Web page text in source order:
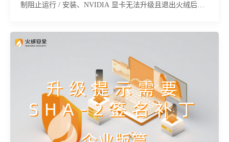
制阻止运行 / 安装、NVIDIA 显卡无法升级且退出火绒后恢